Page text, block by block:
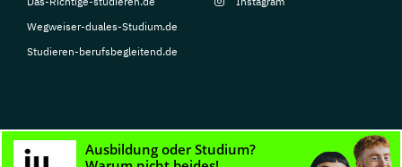
Wegweiser-duales-Studium.de
Studieren-berufsbegleitend.de